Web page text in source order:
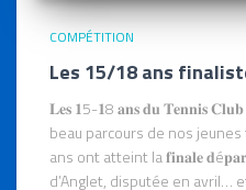
COMPÉTITION
Les 15/18 ans
𝐋𝐞𝐬 𝟏5-𝟏8 𝐚𝐧𝐬 𝐝𝐮 𝐓𝐞𝐧𝐧𝐢𝐬 𝐂𝐥𝐮𝐛
beau parcours de nos
ans ont atteint la 𝐟𝐢𝐧𝐚𝐥𝐞
d’Anglet, disputée en avril…